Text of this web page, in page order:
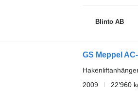
Blinto AB
GS Meppel
2009
22’960